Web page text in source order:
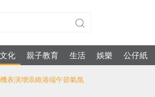
文化 親子教育 生活 娛樂 公仔紙
表演增添維港端午節氣氛